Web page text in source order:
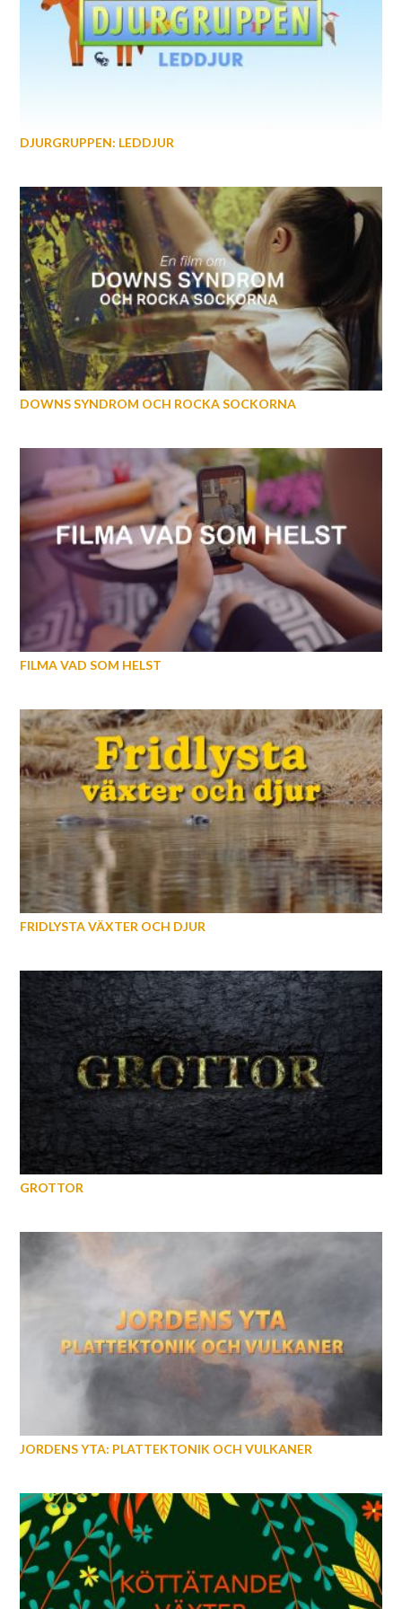
DJURGRUPPEN: LEDDJUR
DOWNS SYNDROM OCH ROCKA SOCKORNA
FILMA VAD SOM HELST
FRIDLYSTA VÄXTER OCH DJUR
GROTTOR
JORDENS YTA: PLATTEKTONIK OCH VULKANER